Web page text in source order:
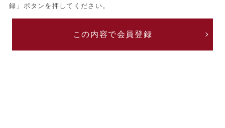
録」ボタンを押してください。